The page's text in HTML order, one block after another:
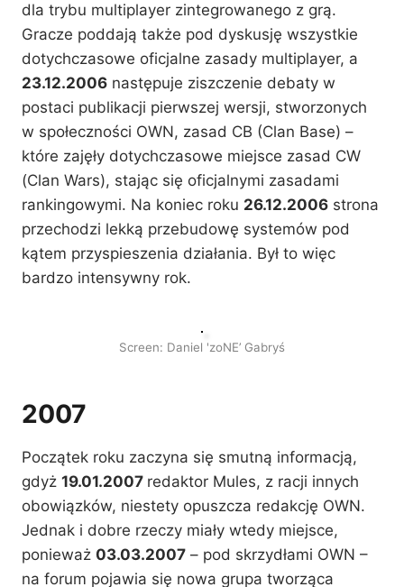
dla trybu multiplayer zintegrowanego z grą.
Gracze poddają także pod dyskusję wszystkie
dotychczasowe oficjalne zasady multiplayer, a
23.12.2006 następuje ziszczenie debaty w
postaci publikacji pierwszej wersji, stworzonych
w społeczności OWN, zasad CB (Clan Base) –
które zajęły dotychczasowe miejsce zasad CW
(Clan Wars), stając się oficjalnymi zasadami
rankingowymi. Na koniec roku 26.12.2006 strona
przechodzi lekką przebudowę systemów pod
kątem przyspieszenia działania. Był to więc
bardzo intensywny rok.
Screen: Daniel 'zoNE’ Gabryś
2007
Początek roku zaczyna się smutną informacją,
gdyż 19.01.2007 redaktor Mules, z racji innych
obowiązków, niestety opuszcza redakcję OWN.
Jednak i dobre rzeczy miały wtedy miejsce,
ponieważ 03.03.2007 – pod skrzydłami OWN –
na forum pojawia się nowa grupa tworząca